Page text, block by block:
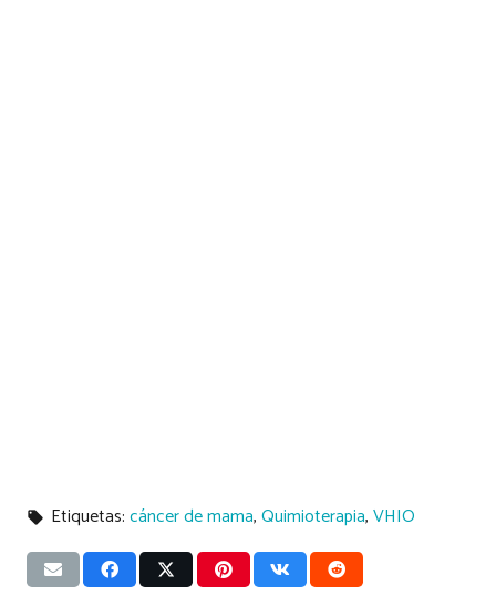
local_offer Etiquetas:cáncer de mama,Quimioterapia,VHIO